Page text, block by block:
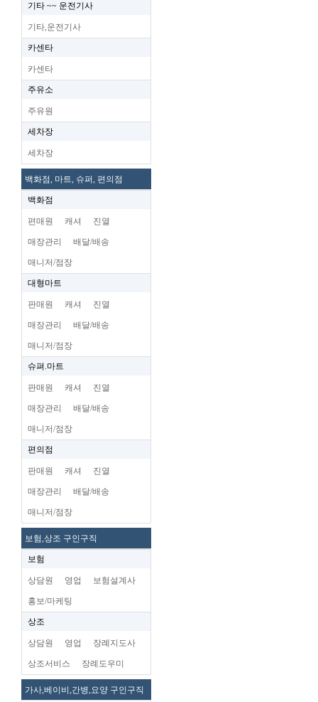
기타 ~~ 운전기사
기타,운전기사
카센타
카센타
주유소
주유원
세차장
세차장
백화점, 마트, 슈퍼, 편의점
백화점
편매원 캐셔 진열
매장관리 배달/배송
매니저/점장
대형마트
판매원 캐셔 진열
매장관리 배달/배송
매니저/점장
슈펴.마트
판매원 캐셔 진열
매장관리 배달/배송
매니저/점장
편의점
판매원 캐셔 진열
매장관리 배달/배송
매니저/점장
보험,상조 구인구직
보험
상담원 영업 보험설계사
홍보/마케팅
상조
상담원 영업 장례지도사
상조서비스 장례도우미
가사,베이비,간병,요양 구인구직